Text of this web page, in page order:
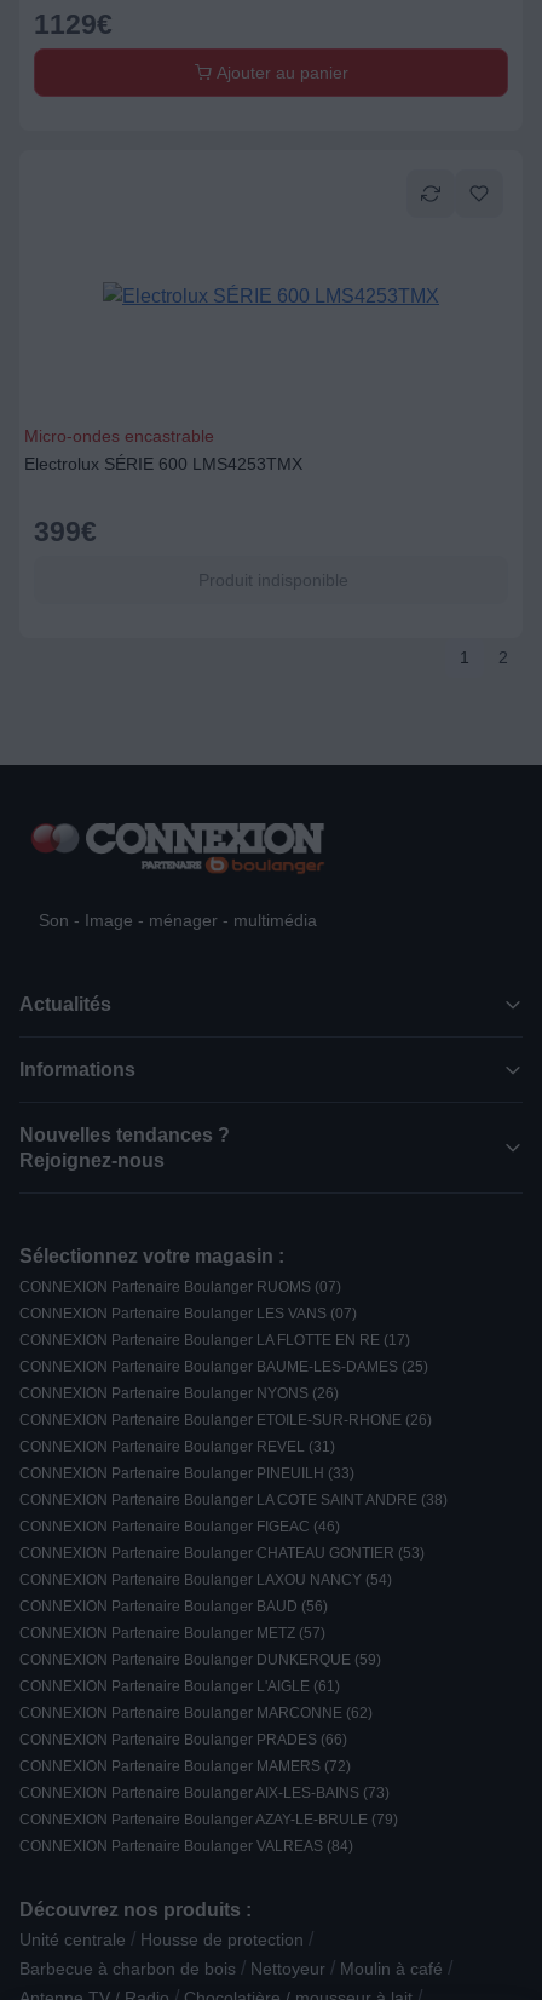
1129€
Ajouter au panier
Micro-ondes encastrable
Electrolux SÉRIE 600 LMS4253TMX
399€
Produit indisponible
1 2
Son - Image - ménager - multimédia
Actualités
Informations
Nouvelles tendances ?
Rejoignez-nous
Sélectionnez votre magasin :
CONNEXION Partenaire Boulanger RUOMS (07)
CONNEXION Partenaire Boulanger LES VANS (07)
CONNEXION Partenaire Boulanger LA FLOTTE EN RE (17)
CONNEXION Partenaire Boulanger BAUME-LES-DAMES (25)
CONNEXION Partenaire Boulanger NYONS (26)
CONNEXION Partenaire Boulanger ETOILE-SUR-RHONE (26)
CONNEXION Partenaire Boulanger REVEL (31)
CONNEXION Partenaire Boulanger PINEUILH (33)
CONNEXION Partenaire Boulanger LA COTE SAINT ANDRE (38)
CONNEXION Partenaire Boulanger FIGEAC (46)
CONNEXION Partenaire Boulanger CHATEAU GONTIER (53)
CONNEXION Partenaire Boulanger LAXOU NANCY (54)
CONNEXION Partenaire Boulanger BAUD (56)
CONNEXION Partenaire Boulanger METZ (57)
CONNEXION Partenaire Boulanger DUNKERQUE (59)
CONNEXION Partenaire Boulanger L'AIGLE (61)
CONNEXION Partenaire Boulanger MARCONNE (62)
CONNEXION Partenaire Boulanger PRADES (66)
CONNEXION Partenaire Boulanger MAMERS (72)
CONNEXION Partenaire Boulanger AIX-LES-BAINS (73)
CONNEXION Partenaire Boulanger AZAY-LE-BRULE (79)
CONNEXION Partenaire Boulanger VALREAS (84)
Découvrez nos produits :
Unité centrale / Housse de protection /
Barbecue à charbon de bois / Nettoyeur / Moulin à café /